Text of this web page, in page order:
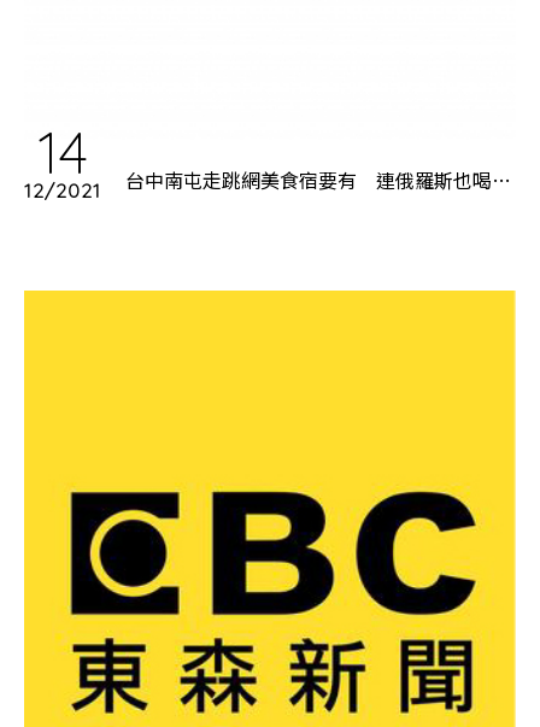
14
12/2021
台中南屯走跳網美食宿要有 連俄羅斯也喝得